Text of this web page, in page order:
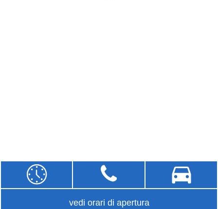
vedi orari di apertura